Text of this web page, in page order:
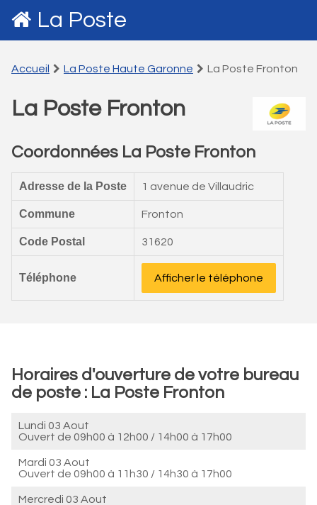
La Poste
Accueil La Poste Haute Garonne La Poste Fronton
La Poste Fronton
Coordonnées La Poste Fronton
Adresse de la Poste 1 avenue de Villaudric
Commune Fronton
Code Postal 31620
Téléphone Afficher le téléphone
Horaires d'ouverture de votre bureau
de poste : La Poste Fronton
Lundi 03 Aout
Ouvert de 09h00 à 12h00 / 14h00 à 17h00
Mardi 03 Aout
Ouvert de 09h00 à 11h30 / 14h30 à 17h00
Mercredi 03 Aout